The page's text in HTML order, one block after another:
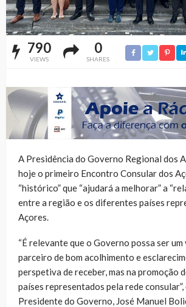
790
VIEWS
0
SHARES
A Presidência do Governo Regional dos
hoje o primeiro Encontro Consular dos
“histórico” que “ajudará a melhorar” a
entre a região e os diferentes países
Açores.
“É relevante que o Governo possa ser
parceiro de bom acolhimento e
perspetiva de receber, mas na promoção
países representados pela rede
Presidente do Governo, José Manuel